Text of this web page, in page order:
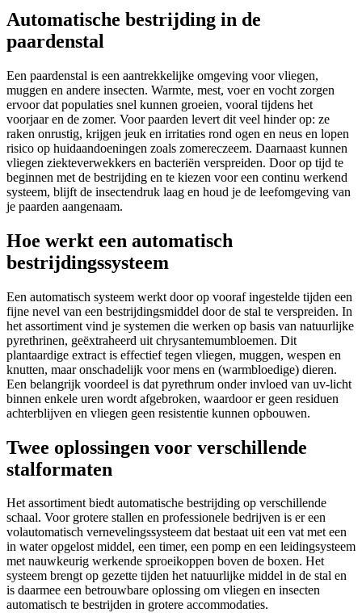
Automatische bestrijding in de
paardenstal
Een paardenstal is een aantrekkelijke omgeving voor vliegen,
muggen en andere insecten. Warmte, mest, voer en vocht zorgen
ervoor dat populaties snel kunnen groeien, vooral tijdens het
voorjaar en de zomer. Voor paarden levert dit veel hinder op: ze
raken onrustig, krijgen jeuk en irritaties rond ogen en neus en lopen
risico op huidaandoeningen zoals zomereczeem. Daarnaast kunnen
vliegen ziekteverwekkers en bacteriën verspreiden. Door op tijd te
beginnen met de bestrijding en te kiezen voor een continu werkend
systeem, blijft de insectendruk laag en houd je de leefomgeving van
je paarden aangenaam.
Hoe werkt een automatisch
bestrijdingssysteem
Een automatisch systeem werkt door op vooraf ingestelde tijden een
fijne nevel van een bestrijdingsmiddel door de stal te verspreiden. In
het assortiment vind je systemen die werken op basis van natuurlijke
pyrethrinen, geëxtraheerd uit chrysantemumbloemen. Dit
plantaardige extract is effectief tegen vliegen, muggen, wespen en
knutten, maar onschadelijk voor mens en (warmbloedige) dieren.
Een belangrijk voordeel is dat pyrethrum onder invloed van uv-licht
binnen enkele uren wordt afgebroken, waardoor er geen residuen
achterblijven en vliegen geen resistentie kunnen opbouwen.
Twee oplossingen voor verschillende
stalformaten
Het assortiment biedt automatische bestrijding op verschillende
schaal. Voor grotere stallen en professionele bedrijven is er een
volautomatisch vernevelingssysteem dat bestaat uit een vat met een
in water opgelost middel, een timer, een pomp en een leidingsysteem
met nauwkeurig werkende sproeikoppen boven de boxen. Het
systeem brengt op gezette tijden het natuurlijke middel in de stal en
is daarmee een betrouwbare oplossing om vliegen en insecten
automatisch te bestrijden in grotere accommodaties.